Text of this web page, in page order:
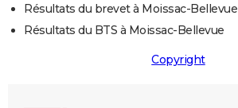
Résultats du brevet à Moissac-Bellevue
Résultats du BTS à Moissac-Bellevue
Copyright